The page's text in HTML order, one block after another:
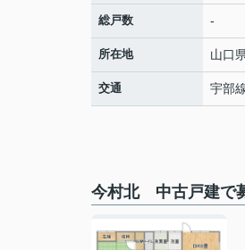
総戸数 -
所在地 山口
交通 宇部
今村北 中古戸建で